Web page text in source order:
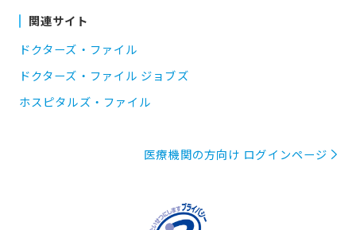
関連サイト
ドクターズ・ファイル
ドクターズ・ファイル ジョブズ
ホスピタルズ・ファイル
医療機関の方向け ログインページ